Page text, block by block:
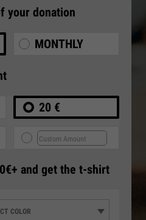
your donation
MONTHLY
20 €
and get the t-shirt